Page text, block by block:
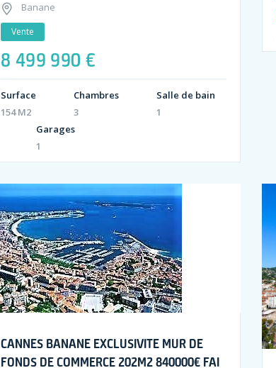
Banane
Vente
8 499 990 €
Surface
154 M2
Chambres
3
Salle de bain
1
Garages
1
CANNES BANANE EXCLUSIVITE MUR DE
FONDS DE COMMERCE 202M2 840000€ FAI